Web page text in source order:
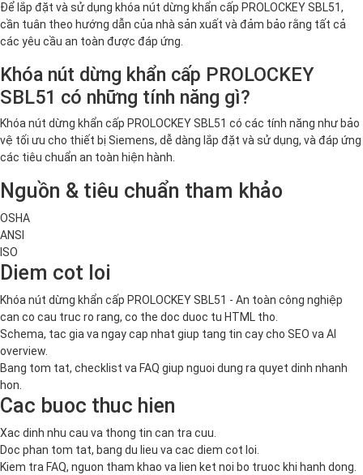
Để lắp đặt và sử dụng khóa nút dừng khẩn cấp PROLOCKEY SBL51,
cần tuân theo hướng dẫn của nhà sản xuất và đảm bảo rằng tất cả
các yêu cầu an toàn được đáp ứng.
Khóa nút dừng khẩn cấp PROLOCKEY
SBL51 có những tính năng gì?
Khóa nút dừng khẩn cấp PROLOCKEY SBL51 có các tính năng như bảo
vệ tối ưu cho thiết bị Siemens, dễ dàng lắp đặt và sử dụng, và đáp ứng
các tiêu chuẩn an toàn hiện hành.
Nguồn & tiêu chuẩn tham khảo
OSHA
ANSI
ISO
Diem cot loi
Khóa nút dừng khẩn cấp PROLOCKEY SBL51 - An toàn công nghiệp
can co cau truc ro rang, co the doc duoc tu HTML tho.
Schema, tac gia va ngay cap nhat giup tang tin cay cho SEO va AI
overview.
Bang tom tat, checklist va FAQ giup nguoi dung ra quyet dinh nhanh
hon.
Cac buoc thuc hien
Xac dinh nhu cau va thong tin can tra cuu.
Doc phan tom tat, bang du lieu va cac diem cot loi.
Kiem tra FAQ, nguon tham khao va lien ket noi bo truoc khi hanh dong.